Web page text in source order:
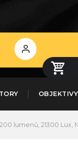
Přihlášení
OBJEKTIVY
lumenů, 21300 Lux,